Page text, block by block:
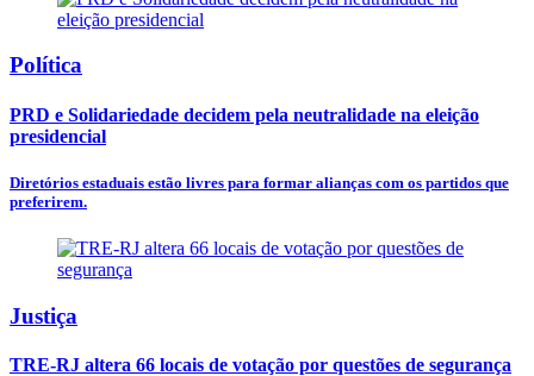
Política
PRD e Solidariedade decidem pela neutralidade na eleição
presidencial
Diretórios estaduais estão livres para formar alianças com os partidos que
preferirem.
Justiça
TRE-RJ altera 66 locais de votação por questões de segurança